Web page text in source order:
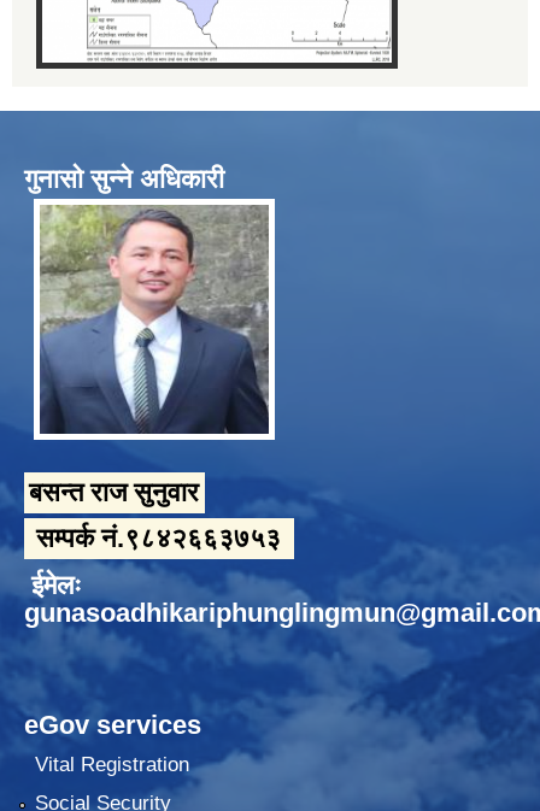
गुनासो सुन्ने अधिकारी
बसन्त राज सुनुवार
सम्पर्क नं.९८४२६६३७५३
ईमेलः
eGov services
Vital Registration
Social Security